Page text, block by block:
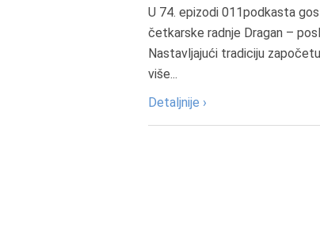
U 74. epizodi 011podkasta
četkarske radnje Dragan –
Nastavljajući tradiciju
više...
Detaljnije ›